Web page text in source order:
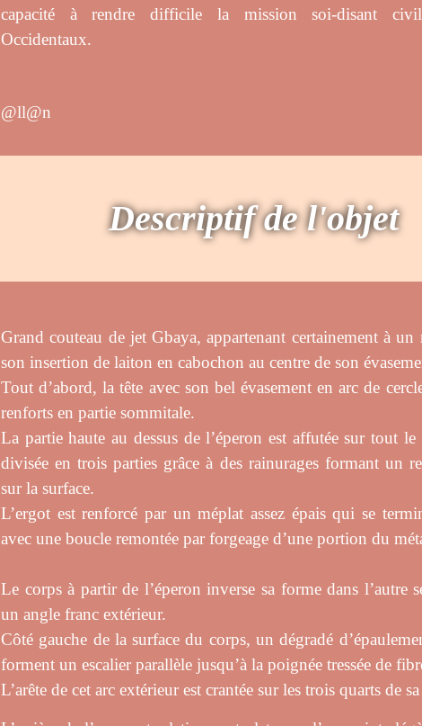
capacité à rendre difficile la mission soi-disant
Occidentaux.
@ll@n
Descriptif de l'objet
Grand couteau de jet Gbaya, appartenant certainement à un
son insertion de laiton en cabochon au centre de son
Tout d’abord, la tête avec son bel évasement en arc de
renforts en partie sommitale.
La partie haute au dessus de l’éperon est affutée sur tout
divisée en trois parties grâce à des rainurages formant un
sur la surface.
L’ergot est renforcé par un méplat assez épais qui se
avec une boucle remontée par forgeage d’une portion du
Le corps à partir de l’éperon inverse sa forme dans l’autre
un angle franc extérieur.
Côté gauche de la surface du corps, un dégradé
forment un escalier parallèle jusqu’à la poignée tressée de
L’arête de cet arc extérieur est crantée sur les trois quarts de